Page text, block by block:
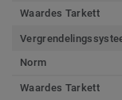
Waardes Tarkett
Norm
Waardes Tarkett